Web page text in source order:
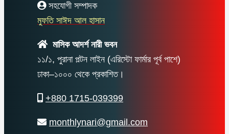
সহযোগী সম্পাদক
মুফতি সাঈদ আল হাসান
মাসিক আদর্শ নারী ভবন
১১/১, পুরানা পল্টন লাইন (এরিস্টো ফার্মার পূর্ব পাশে)
ঢাকা–১০০০ থেকে প্রকাশিত।
+880 1715-039399
monthlynari@gmail.com